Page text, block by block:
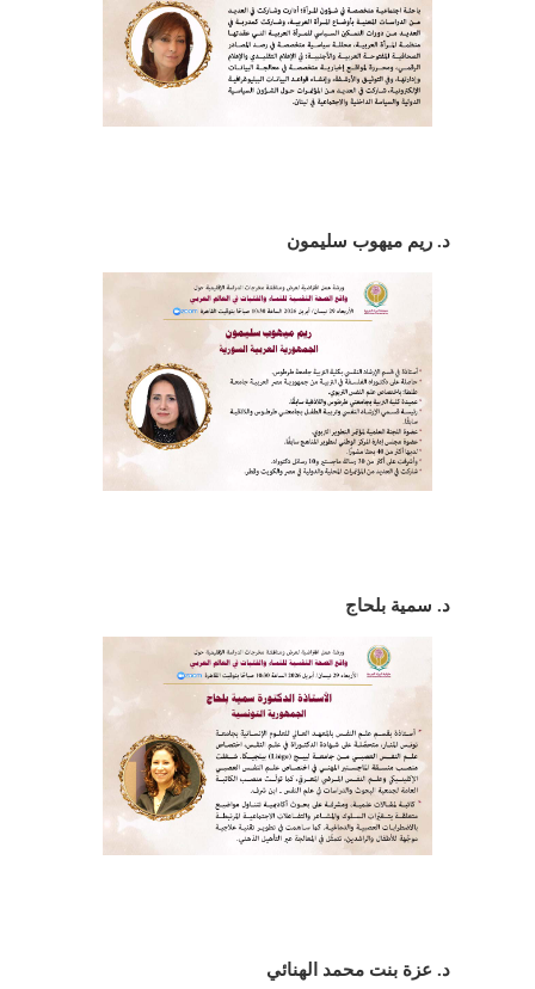
د. ريم ميهوب سليمون
د. سمية بلحاج
د. عزة بنت محمد الهنائي